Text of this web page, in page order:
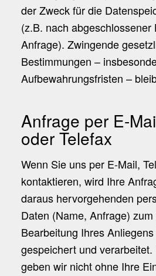
der Zweck für die
(z.B. nach
Anfrage). Zwingende
Bestimmungen –
Aufbewahrungsfristen –
Anfrage per E-
oder Telefax
Wenn Sie uns per E-Mail,
kontaktieren, wird Ihre
daraus hervorgehenden
Daten (Name, Anfrage)
Bearbeitung Ihres
gespeichert und verarbeitet.
geben wir nicht ohne Ihre